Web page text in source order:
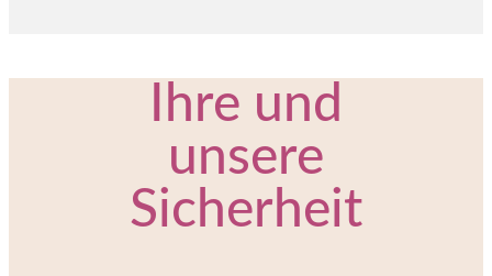
Ihre und
unsere
Sicherheit